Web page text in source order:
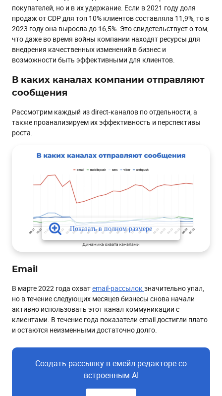
покупателей, но и в их удержание. Если в 2021 году доля
продаж от CDP для топ 10% клиентов составляла 11,9%, то в
2023 году она выросла до 16,5%. Это свидетельствует о том,
что даже во время войны компании находят ресурсы для
внедрения качественных изменений в бизнес и
возможности быть эффективными для клиентов.
В каких каналах компании отправляют
сообщения
Рассмотрим каждый из direct-каналов по отдельности, а
также проанализируем их эффективность и перспективы
роста.
Email
В марте 2022 года охватemail-рассылок значительно упал,
но в течение следующих месяцев бизнесы снова начали
активно использовать этот канал коммуникации с
клиентами. В течение года показатели email достигли плато
и остаются неизменными достаточно долго.
Создать рассылку в емейл-редакторе со
встроенным AI